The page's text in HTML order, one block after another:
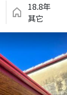
18.8年
其它